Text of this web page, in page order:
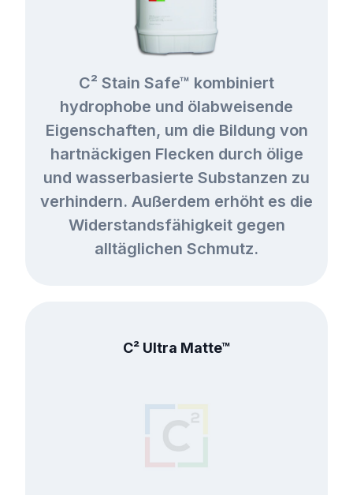
C² Stain Safe™ kombiniert
hydrophobe und ölabweisende
Eigenschaften, um die Bildung von
hartnäckigen Flecken durch ölige
und wasserbasierte Substanzen zu
verhindern. Außerdem erhöht es die
Widerstandsfähigkeit gegen
alltäglichen Schmutz.
C² Ultra Matte™